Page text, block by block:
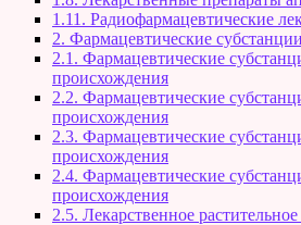
1.11. Радиофармацевтические
2. Фармацевтические субстанции
2.1. Фармацевтические
происхождения
2.2. Фармацевтические
происхождения
2.3. Фармацевтические
происхождения
2.4. Фармацевтические
происхождения
2.5. Лекарственное